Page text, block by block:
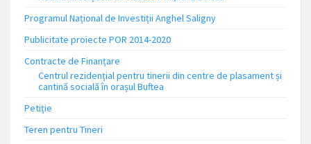
Programul Național de Investiții Anghel Saligny
Publicitate proiecte POR 2014-2020
Contracte de Finanțare
Centrul rezidențial pentru tinerii din centre de plasament și
cantină socială în orașul Buftea
Petiție
Teren pentru Tineri